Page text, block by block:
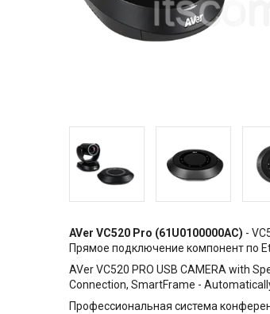
AVer VC520 Pro (61U0100000AC) -
Прямое подключение компонент по
AVer VC520 PRO USB CAMERA with
Connection, SmartFrame -
Профессиональная система